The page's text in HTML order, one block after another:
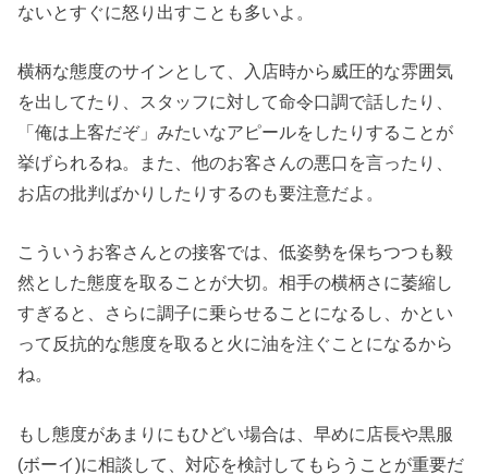
ないとすぐに怒り出すことも多いよ。
横柄な態度のサインとして、入店時から威圧的な雰囲気
を出してたり、スタッフに対して命令口調で話したり、
「俺は上客だぞ」みたいなアピールをしたりすることが
挙げられるね。また、他のお客さんの悪口を言ったり、
お店の批判ばかりしたりするのも要注意だよ。
こういうお客さんとの接客では、低姿勢を保ちつつも毅
然とした態度を取ることが大切。相手の横柄さに萎縮し
すぎると、さらに調子に乗らせることになるし、かとい
って反抗的な態度を取ると火に油を注ぐことになるから
ね。
もし態度があまりにもひどい場合は、早めに店長や黒服
(ボーイ)に相談して、対応を検討してもらうことが重要だ